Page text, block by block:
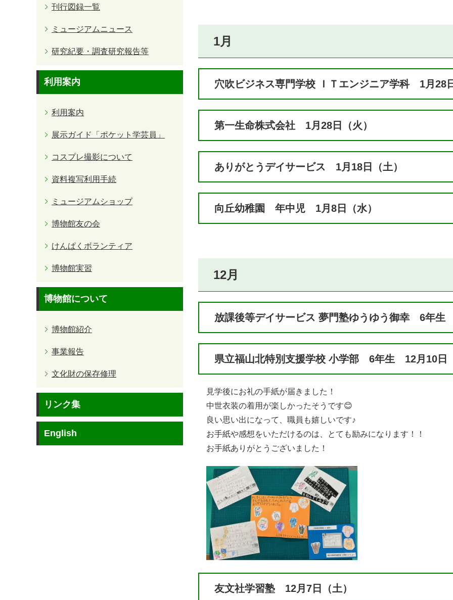
1月
穴吹ビジネス専門学校 ＩＴエンジニア学科 1月28
第一生命株式会社 1月28日（火）
ありがとうデイサービス 1月18日（土）
向丘幼稚園 年中児 1月8日（水）
12月
放課後等デイサービス 夢門塾ゆうゆう御幸 6年生
県立福山北特別支援学校 小学部 6年生 12月10日
見学後にお礼の手紙が届きました！
中世衣装の着用が楽しかったそうです😊
良い思い出になって、職員も嬉しいです♪
お手紙や感想をいただけるのは、とても励みになります！！
お手紙ありがとうございました！
友文社学習塾 12月7日（土）
刊行図録一覧
ミュージアムニュース
研究紀要・調査研究報告等
利用案内
利用案内
展示ガイド「ポケット学芸員」
コスプレ撮影について
資料複写利用手続
ミュージアムショップ
博物館友の会
けんぱくボランティア
博物館実習
博物館について
博物館紹介
事業報告
文化財の保存修理
リンク集
English